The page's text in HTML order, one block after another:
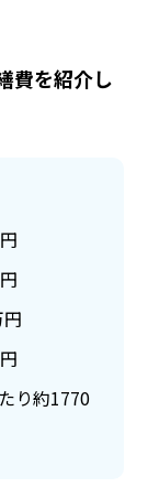
費を紹介し
り約1770